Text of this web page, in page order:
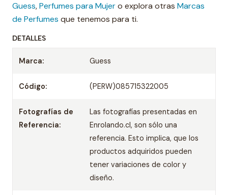
Guess,Perfumes para Mujero explora otras Marcas
de Perfumes que tenemos para ti.
DETALLES
Marca: Guess
Código: (PERW)085715322005
Fotografías de
Referencia:
Las fotografías presentadas en
Enrolando.cl, son sólo una
referencia. Esto implica, que los
productos adquiridos pueden
tener variaciones de color y
diseño.